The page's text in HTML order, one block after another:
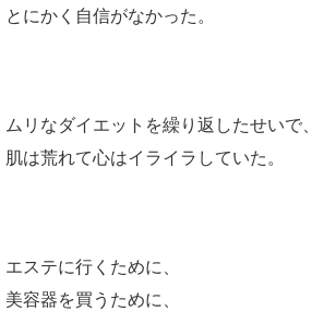
とにかく自信がなかった。
ムリなダイエットを繰り返したせいで、
肌は荒れて心はイライラしていた。
エステに行くために、
美容器を買うために、